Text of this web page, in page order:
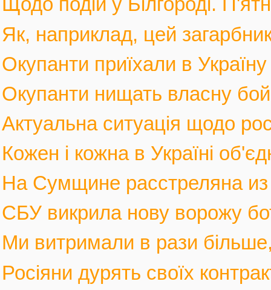
Як, наприклад, цей
Окупанти приїхали в
Окупанти нищать власну
Актуальна ситуація щодо
Кожен і кожна в Україні
На Сумщине расстреляна из
СБУ викрила нову ворожу
Ми витримали в рази
Росіяни дурять своїх